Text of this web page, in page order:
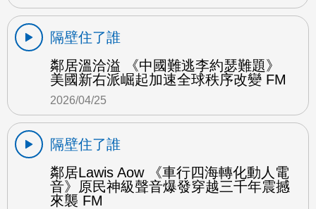
隔壁住了誰
鄰居溫洽溢 《中國難逃李約瑟難題》
美國新右派崛起加速全球秩序改變 FM
2026/04/25
隔壁住了誰
鄰居Lawis Aow 《車行四海轉化動人電
音》原民神級聲音爆發穿越三千年震撼
來襲 FM